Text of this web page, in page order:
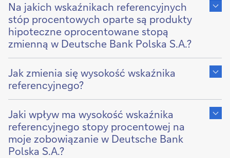
content
of
Na jakich wskaźnikach referencyjnych
stóp procentowych oparte są produkty
hipoteczne oprocentowane stopą
zmienną w Deutsche Bank Polska S.A.?
Show
content
of
Jak zmienia się wysokość wskaźnika
referencyjnego?
Show
content
of
Jaki wpływ ma wysokość wskaźnika
referencyjnego stopy procentowej na
moje zobowiązanie w Deutsche Bank
Polska S.A.?